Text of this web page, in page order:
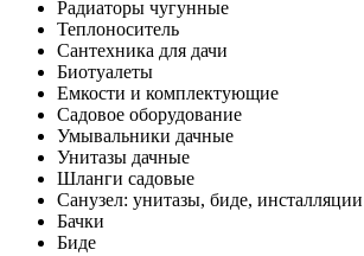
Радиаторы чугунные
Теплоноситель
Сантехника для дачи
Биотуалеты
Емкости и комплектующие
Садовое оборудование
Умывальники дачные
Унитазы дачные
Шланги садовые
Санузел: унитазы, биде, инсталляции
Бачки
Биде